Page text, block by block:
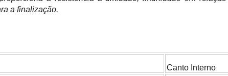
a finalização.
Canto Interno